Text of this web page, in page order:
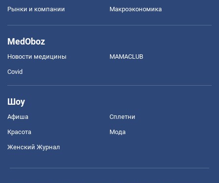
Рынки и компании Mакроэкономика
MedOboz
Новости медицины MAMACLUB
Covid
Шоу
Афиша Сплетни
Красота Мода
Женский Журнал